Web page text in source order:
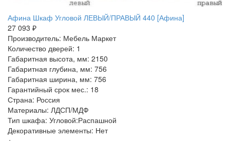
Афина Шкаф Угловой ЛЕВЫЙ/ПРАВЫЙ 440 [Афина]
27 093 ₽
Производитель: Мебель Маркет
Количество дверей: 1
Габаритная высота, мм: 2150
Габаритная глубина, мм: 756
Габаритная ширина, мм: 756
Гарантийный срок мес.: 18
Страна: Россия
Материалы: ЛДСП/МДФ
Тип шкафа: Угловой:Распашной
Декоративные элементы: Нет